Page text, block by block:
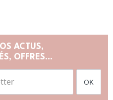
ACTUS,
OFFRES...
OK